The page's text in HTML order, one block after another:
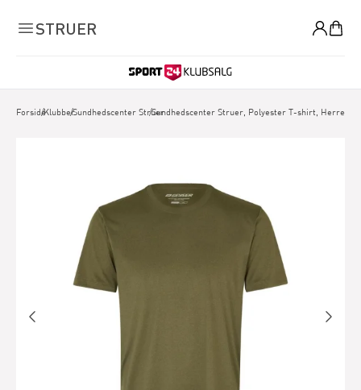
STRUER
Forside
/Klubber
/Sundhedscenter Struer
/Sundhedscenter Struer, Polyester T-shirt, Herre, 3